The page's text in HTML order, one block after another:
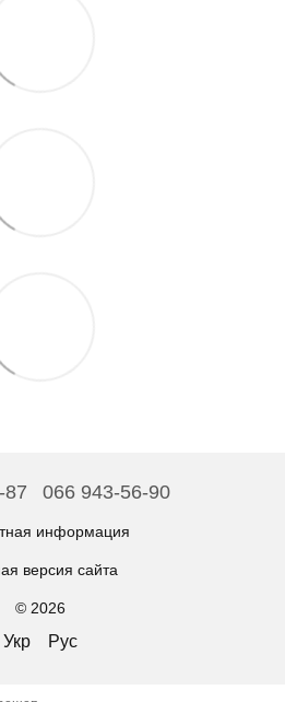
87 066 943-56-90
информация
версия сайта
© 2026
Укр Рус